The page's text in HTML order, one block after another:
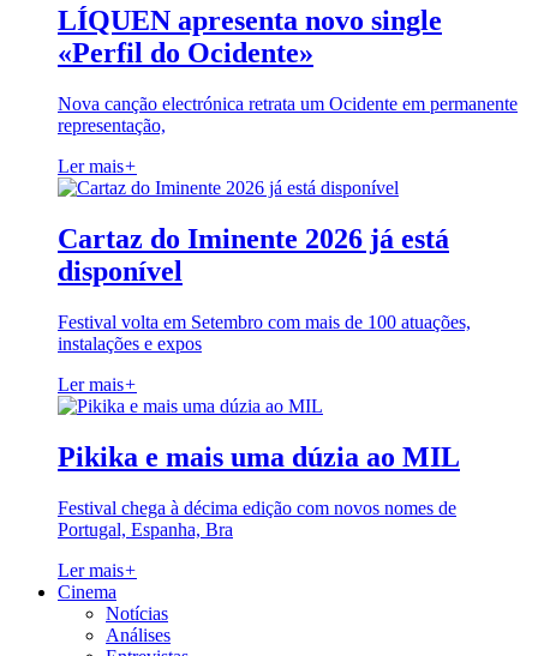
LÍQUEN apresenta novo single
«Perfil do Ocidente»
Nova canção electrónica retrata um Ocidente em permanente
representação,
Ler mais+
Cartaz do Iminente 2026 já está
disponível
Festival volta em Setembro com mais de 100 atuações,
instalações e expos
Ler mais+
Pikika e mais uma dúzia ao MIL
Festival chega à décima edição com novos nomes de
Portugal, Espanha, Bra
Ler mais+
Cinema
Notícias
Análises